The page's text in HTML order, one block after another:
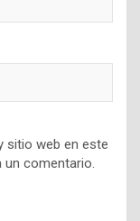
sitio web en este
comentario.